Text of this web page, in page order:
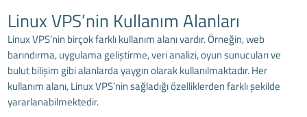
Linux VPS’nin Kullanım Alanları
Linux VPS’nin birçok farklı kullanım alanı vardır. Örneğin, web
barındırma, uygulama geliştirme, veri analizi, oyun sunucuları ve
bulut bilişim gibi alanlarda yaygın olarak kullanılmaktadır. Her
kullanım alanı, Linux VPS’nin sağladığı özelliklerden farklı şekilde
yararlanabilmektedir.